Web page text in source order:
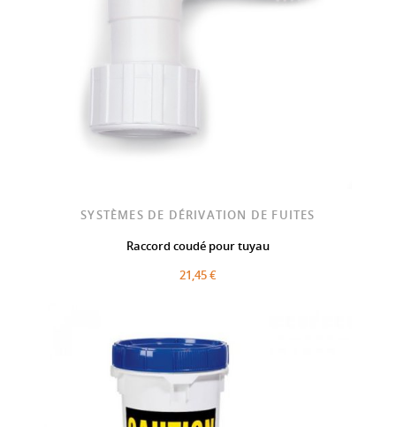
SYSTÈMES DE DÉRIVATION DE FUITES
Raccord coudé pour tuyau
21,45 €